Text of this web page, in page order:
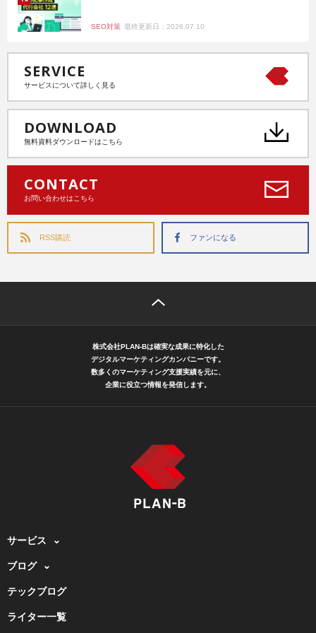
SEO対策 最終更新日：2026.07.10
SERVICE
サービスについて詳しく見る
DOWNLOAD
無料資料ダウンロードはこちら
CONTACT
お問い合わせはこちら
RSS購読 ファンになる
株式会社PLAN-Bは確実な成果に特化した
デジタルマーケティングカンパニーです。
数多くのマーケティング支援実績を元に、
企業に役立つ情報を発信します。
サービス
ブログ
テックブログ
ライター一覧